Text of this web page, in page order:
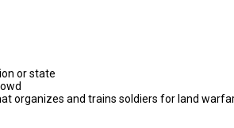
or state
organizes and trains soldiers for land